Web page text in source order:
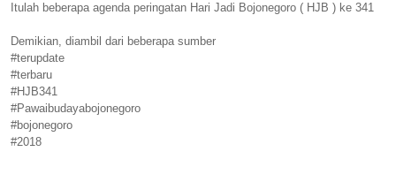
Itulah beberapa agenda peringatan Hari Jadi Bojonegoro ( HJB ) ke 341
Demikian, diambil dari beberapa sumber
#terupdate
#terbaru
#HJB341
#Pawaibudayabojonegoro
#bojonegoro
#2018